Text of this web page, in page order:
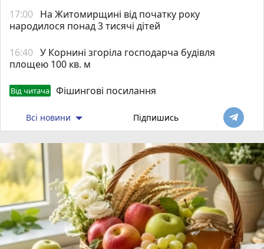
17:00 На Житомирщині від початку року
народилося понад 3 тисячі дітей
16:40 У Корнині згоріла господарча будівля
площею 100 кв. м
Від читача Фішингові посилання
Всі новини Підпишись